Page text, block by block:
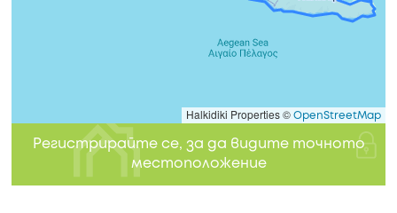
Halkidiki Properties © OpenStreetMap
Регистрирайте се, за да видите точното
местоположение